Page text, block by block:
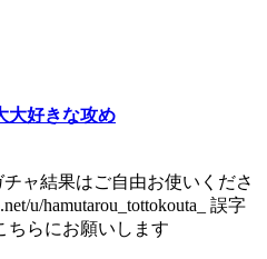
大好きな攻め
結果はご自由お使いくださ
u/hamutarou_tottokouta_ 誤字
ちらにお願いします